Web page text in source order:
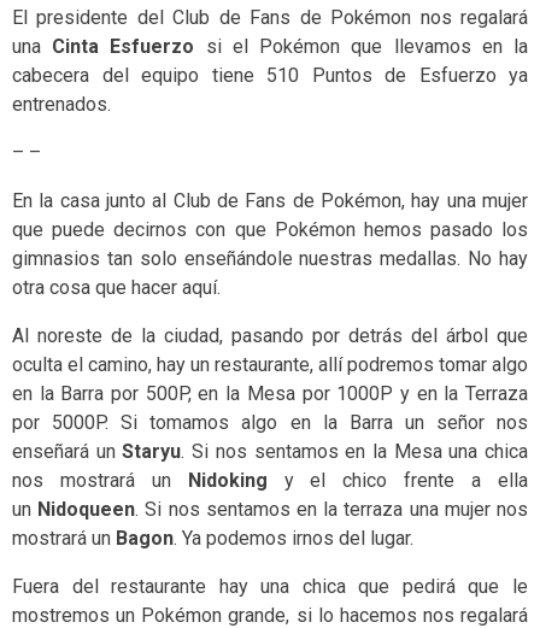
El presidente del Club de Fans de Pokémon nos regalará
una Cinta Esfuerzo si el Pokémon que llevamos en la
cabecera del equipo tiene 510 Puntos de Esfuerzo ya
entrenados.
– –
En la casa junto al Club de Fans de Pokémon, hay una mujer
que puede decirnos con que Pokémon hemos pasado los
gimnasios tan solo enseñándole nuestras medallas. No hay
otra cosa que hacer aquí.
Al noreste de la ciudad, pasando por detrás del árbol que
oculta el camino, hay un restaurante, allí podremos tomar algo
en la Barra por 500P, en la Mesa por 1000P y en la Terraza
por 5000P. Si tomamos algo en la Barra un señor nos
enseñará unStaryu. Si nos sentamos en la Mesa una chica
nos mostrará un Nidoking y el chico frente a ella
un Nidoqueen. Si nos sentamos en la terraza una mujer nos
mostrará un Bagon. Ya podemos irnos del lugar.
Fuera del restaurante hay una chica que pedirá que le
mostremos un Pokémon grande, si lo hacemos nos regalará